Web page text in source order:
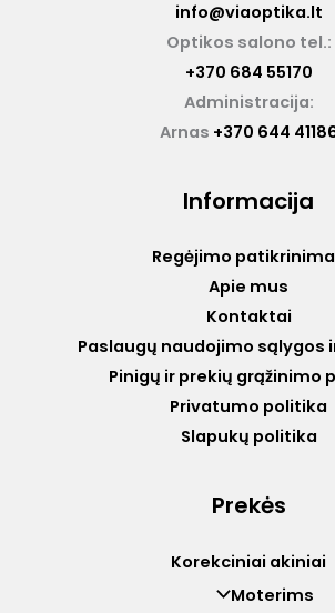
info@viaoptika.lt
Optikos salono tel.:
+370 684 55170
Administracija:
Arnas +370 644
Informacija
Regėjimo
Apie mus
Kontaktai
Paslaugų naudojimo sąlygos
Pinigų ir prekių grąžinimo
Privatumo politika
Slapukų politika
Prekės
Korekciniai akiniai
Moterims